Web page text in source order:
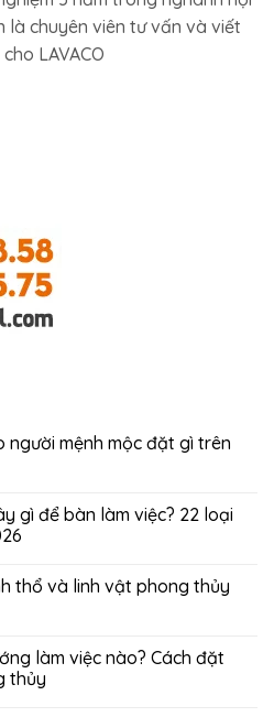
là chuyên viên tư vấn và viết
LAVACO
người mệnh mộc đặt gì trên
gì để bàn làm việc? 22 loại
thổ và linh vật phong thủy
làm việc nào? Cách đặt
thủy